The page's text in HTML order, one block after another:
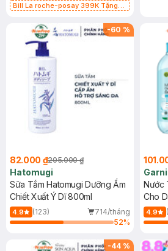
Bill La roche-posay 399K Tặng
(SL có hạn)
-60 %
82.000 ₫205.000 ₫
Hatomugi
Sữa Tắm Hatomugi Dưỡng Ẩm
Chiết Xuất Ý Dĩ 800ml
4.9 (123)
714/tháng
52%
Nước
Cho
(Mới)
4.9
-44 %